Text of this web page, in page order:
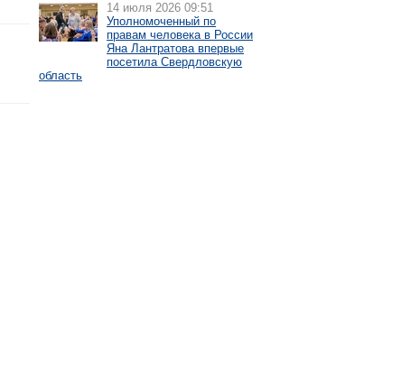
14 июля 2026 09:51
Уполномоченный по
правам человека в России
Яна Лантратова впервые
посетила Свердловскую
область